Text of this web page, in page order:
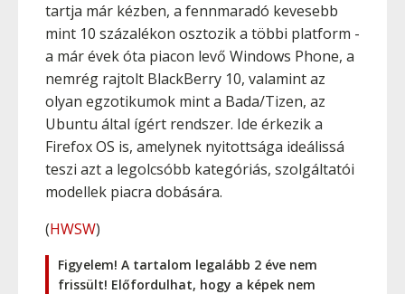
tartja már kézben, a fennmaradó kevesebb
mint 10 százalékon osztozik a többi platform -
a már évek óta piacon levő Windows Phone, a
nemrég rajtolt BlackBerry 10, valamint az
olyan egzotikumok mint a Bada/Tizen, az
Ubuntu által ígért rendszer. Ide érkezik a
Firefox OS is, amelynek nyitottsága ideálissá
teszi azt a legolcsóbb kategóriás, szolgáltatói
modellek piacra dobására.
(HWSW)
Figyelem! A tartalom legalább 2 éve nem
frissült! Előfordulhat, hogy a képek nem